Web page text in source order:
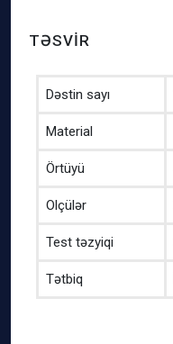
TƏSVIR
Dəstin sayı
Material
Örtüyü
Olçülər
Test təzyiqi
Tətbiq